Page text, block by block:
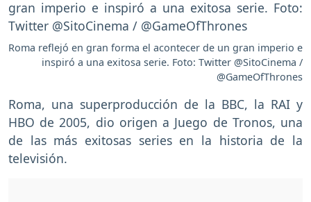
Roma reflejó en gran forma el acontecer de un gran imperio e
inspiró a una exitosa serie. Foto: Twitter @SitoCinema /
@GameOfThrones
Roma, una superproducción de la BBC, la RAI y
HBO de 2005, dio origen a Juego de Tronos, una
de las más exitosas series en la historia de la
televisión.